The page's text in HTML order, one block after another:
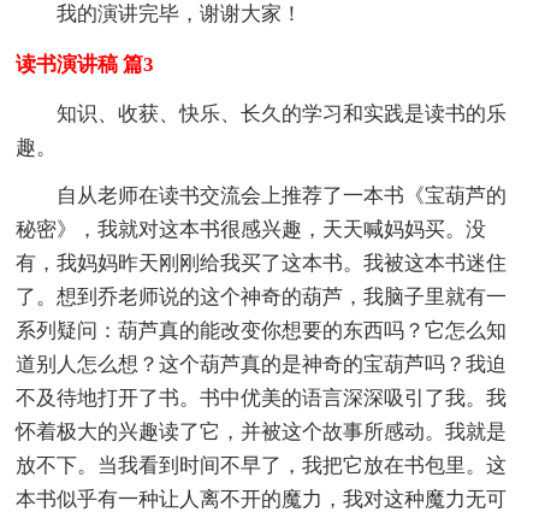
我的演讲完毕，谢谢大家！
读书演讲稿 篇3
知识、收获、快乐、长久的学习和实践是读书的乐
趣。
自从老师在读书交流会上推荐了一本书《宝葫芦的
秘密》，我就对这本书很感兴趣，天天喊妈妈买。没
有，我妈妈昨天刚刚给我买了这本书。我被这本书迷住
了。想到乔老师说的这个神奇的葫芦，我脑子里就有一
系列疑问：葫芦真的能改变你想要的东西吗？它怎么知
道别人怎么想？这个葫芦真的是神奇的宝葫芦吗？我迫
不及待地打开了书。书中优美的语言深深吸引了我。我
怀着极大的兴趣读了它，并被这个故事所感动。我就是
放不下。当我看到时间不早了，我把它放在书包里。这
本书似乎有一种让人离不开的魔力，我对这种魔力无可